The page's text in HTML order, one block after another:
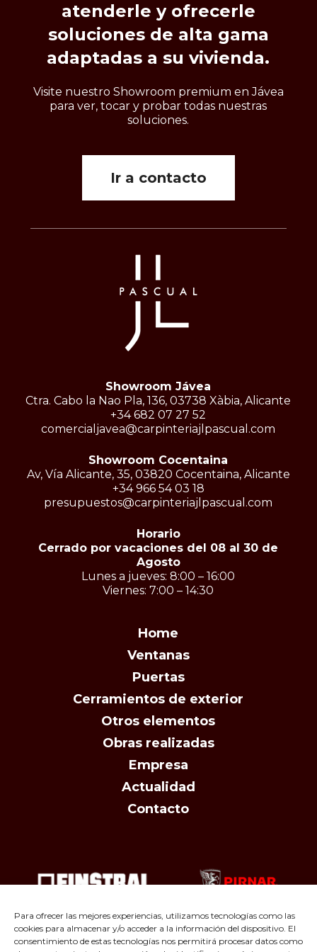
Para ofrecer las mejores experiencias, utilizamos tecnologías como las
cookies para almacenar y/o acceder a la información del dispositivo. El
consentimiento de estas tecnologías nos permitirá procesar datos como
atenderle y ofrecerle
soluciones de alta gama
adaptadas a su vivienda.
Visite nuestro Showroom premium en Jávea
para ver, tocar y probar todas nuestras
soluciones.
Ir a contacto
Showroom Jávea
Ctra. Cabo la Nao Pla, 136, 03738 Xàbia, Alicante
+34 682 07 27 52
comercialjavea@carpinteriajlpascual.com
Showroom Cocentaina
Av, Vía Alicante, 35, 03820 Cocentaina, Alicante
+34 966 54 03 18
presupuestos@carpinteriajlpascual.com
Horario
Cerrado por vacaciones del 08 al 30 de
Agosto
Lunes a jueves: 8:00 – 16:00
Viernes: 7:00 – 14:30
Home
Ventanas
Puertas
Cerramientos de exterior
Otros elementos
Obras realizadas
Empresa
Actualidad
Contacto